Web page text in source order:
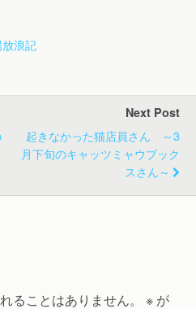
浪記
Next Post
起きなかった猫店員さん ～3
月下旬のキャッツミャウブック
スさん～
ることはありません。 ※ が